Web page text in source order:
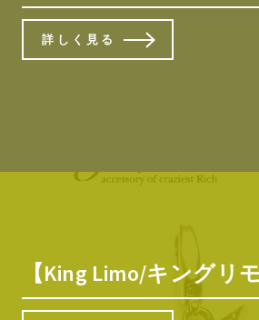
詳しく見る
【King Limo/キング